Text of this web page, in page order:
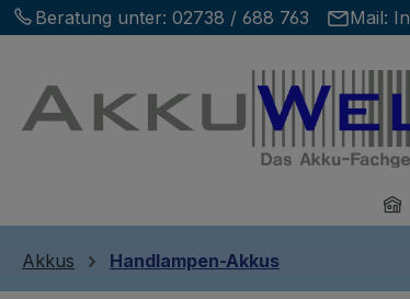
Hauptinhalt springen
Zur Suche springen
Zur Hauptnavigation springen
Beratung unter: 02738 / 688 763 Mail:
Akkus Handlampen-Akkus